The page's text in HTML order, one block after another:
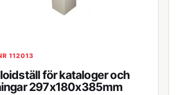
112013
för kataloger och
297x180x385mm